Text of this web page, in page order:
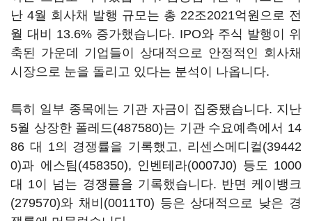
난 4월 회사채 발행 규모는 총 22조2021억원으로 전
월 대비 13.6% 증가했습니다. IPO와 주식 발행이 위
축된 가운데 기업들이 상대적으로 안정적인 회사채
시장으로 눈을 돌리고 있다는 분석이 나옵니다.
특히 일부 종목에는 기관 자금이 집중됐습니다. 지난
5월 상장한 폴레드(487580)는 기관 수요예측에서 14
86 대 1의 경쟁률을 기록했고, 리센스메디컬(39442
0)과 에스팀(458350), 인벤테라(0007J0) 등도 1000
대 1이 넘는 경쟁률을 기록했습니다. 반면 케이뱅크
(279570)와 채비(0011T0) 등은 상대적으로 낮은 경